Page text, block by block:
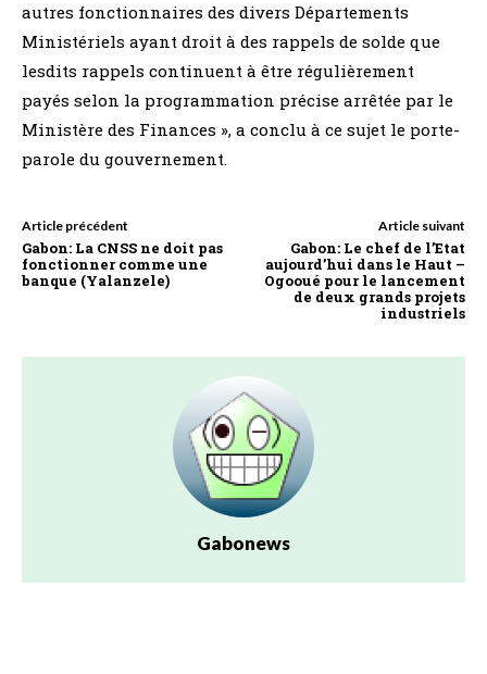
autres fonctionnaires des divers Départements
Ministériels ayant droit à des rappels de solde que
lesdits rappels continuent à être régulièrement
payés selon la programmation précise arrêtée par le
Ministère des Finances », a conclu à ce sujet le porte-
parole du gouvernement.
Article précédent
Gabon: La CNSS ne doit pas
fonctionner comme une
banque (Yalanzele)
Article suivant
Gabon: Le chef de l’Etat
aujourd’hui dans le Haut –
Ogooué pour le lancement
de deux grands projets
industriels
Gabonews